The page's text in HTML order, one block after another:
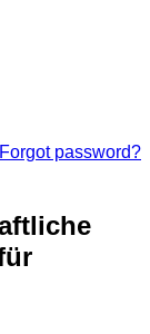
Forgot password?